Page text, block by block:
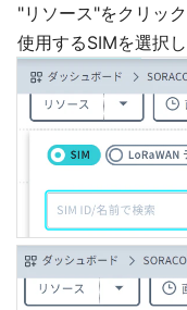
"リソース"をクリッ
使用するSIMを選択し